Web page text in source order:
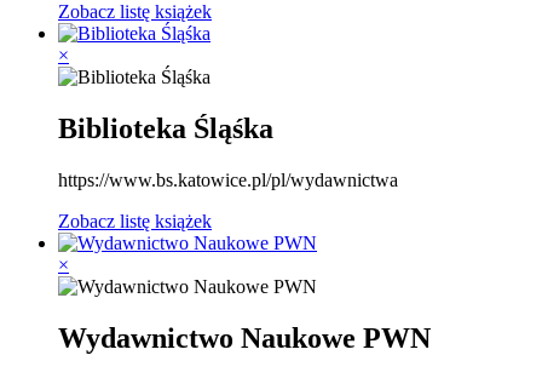
Zobacz listę książek
×
Biblioteka Śląśka
https://www.bs.katowice.pl/pl/wydawnictwa
Zobacz listę książek
×
Wydawnictwo Naukowe PWN